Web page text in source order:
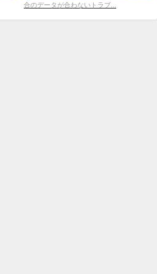
合のデータが合わないトラブ...